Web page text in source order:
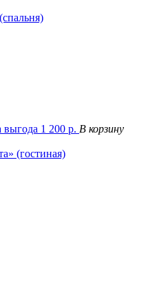
1 200 р. В корзину
(гостиная)